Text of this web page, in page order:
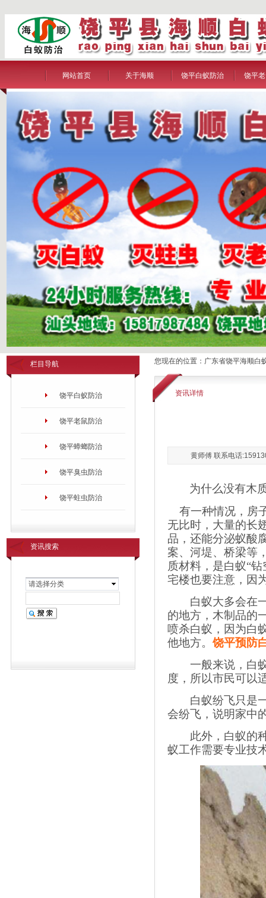
网站首页 关于海顺 饶平白蚁防治 饶平
栏目导航
饶平白蚁防治
饶平老鼠防治
饶平蟑螂防治
饶平臭虫防治
饶平蛀虫防治
您现在的位置： 广东省饶平海顺白
资讯搜索
请选择分类
资讯详情
黄师傅 联系电话
为什么没有木
有一种情况，房
无比时，大量的长
品，还能分泌蚁酸
案、河堤、桥梁等
质材料，是白蚁“
宅楼也要注意，因
白蚁大多会在一
的地方，木制品的
喷杀白蚁，因为白
他地方。饶平预防
一般来说，白蚁
度，所以市民可以
白蚁纷飞只是一
会纷飞，说明家中
此外，白蚁的种
蚁工作需要专业技